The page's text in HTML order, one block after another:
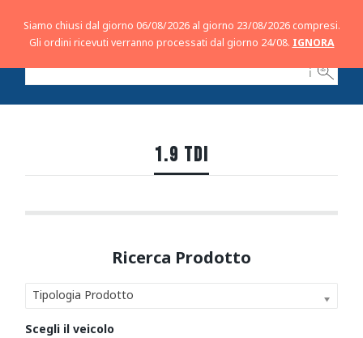
ℹ
1.9 TDI
Tipologia Prodotto
Siamo chiusi dal giorno 06/08/2026 al giorno 23/08/2026 compresi.
Gli ordini ricevuti verranno processati dal giorno 24/08. IGNORA